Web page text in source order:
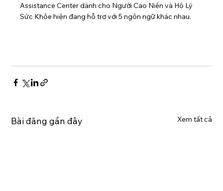
Assistance Center dành cho Người Cao Niên và Hộ Lý
Sức Khỏe hiện đang hỗ trợ với 5 ngôn ngữ khác nhau.
Bài đăng gần đây Xem tất cả